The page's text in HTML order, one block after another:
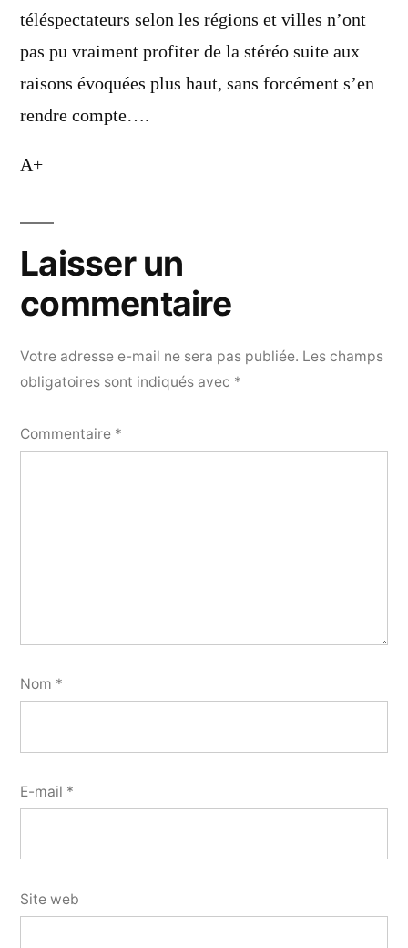
téléspectateurs selon les régions et villes n’ont
pas pu vraiment profiter de la stéréo suite aux
raisons évoquées plus haut, sans forcément s’en
rendre compte….
A+
Laisser un
commentaire
Votre adresse e-mail ne sera pas publiée. Les champs
obligatoires sont indiqués avec *
Commentaire *
Nom *
E-mail *
Site web